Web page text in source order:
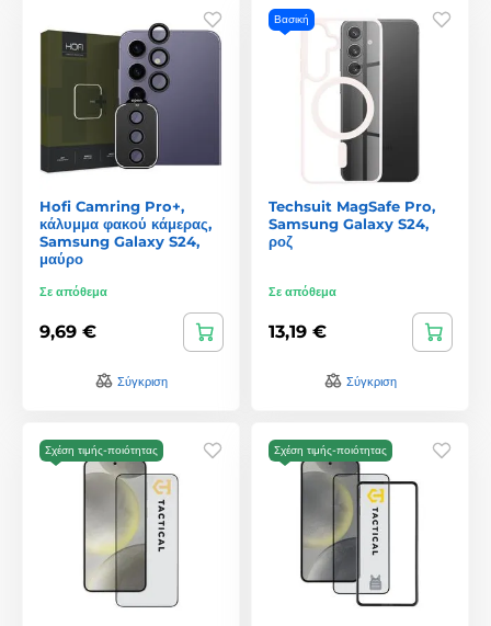
Hofi Camring Pro+,
κάλυμμα φακού κάμερας,
Samsung Galaxy S24,
μαύρο
Σε απόθεμα
9,69 €
Σύγκριση
Βασική
Techsuit MagSafe Pro,
Samsung Galaxy S24,
ροζ
Σε απόθεμα
13,19 €
Σύγκριση
Σχέση τιμής-ποιότητας Σχέση τιμής-ποιότητας